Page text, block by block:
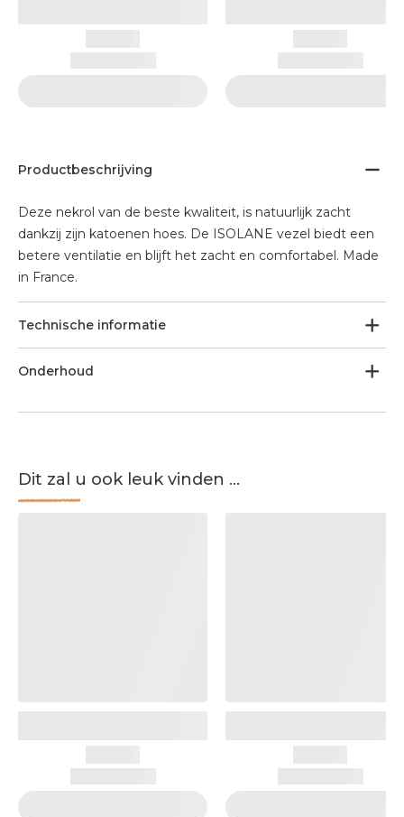
Productbeschrijving
Deze nekrol van de beste kwaliteit, is natuurlijk zacht
dankzij zijn katoenen hoes. De ISOLANE vezel biedt een
betere ventilatie en blijft het zacht en comfortabel. Made
in France.
Technische informatie
Onderhoud
Dit zal u ook leuk vinden ...